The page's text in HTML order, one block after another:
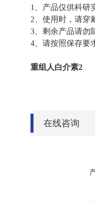
1、产品仅供科研
2、使用时，请穿
3、剩余产品请勿
4、请按照保存要
重组人白介素2
在线咨询